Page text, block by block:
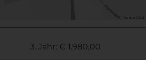
3. Jahr: € 1.980,00